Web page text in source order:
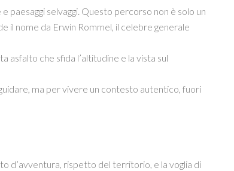
paesaggi selvaggi. Questo percorso non è solo un
il nome da Erwin Rommel, il celebre generale
asfalto che sfida l’altitudine e la vista sul
ma per vivere un contesto autentico, fuori
d’avventura, rispetto del territorio, e la voglia di